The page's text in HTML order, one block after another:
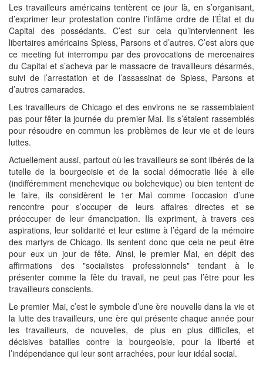
Les travailleurs américains tentèrent ce jour là, en s’organisant,
d’exprimer leur protestation contre l’infâme ordre de l’État et du
Capital des possédants. C’est sur cela qu’interviennent les
libertaires américains Spiess, Parsons et d’autres. C’est alors que
ce meeting fut interrompu par des provocations de mercenaires
du Capital et s’acheva par le massacre de travailleurs désarmés,
suivi de l’arrestation et de l’assassinat de Spiess, Parsons et
d’autres camarades.
Les travailleurs de Chicago et des environs ne se rassemblaient
pas pour fêter la journée du premier Mai. Ils s’étaient rassemblés
pour résoudre en commun les problèmes de leur vie et de leurs
luttes.
Actuellement aussi, partout où les travailleurs se sont libérés de la
tutelle de la bourgeoisie et de la social démocratie liée à elle
(indifféremment menchevique ou bolchevique) ou bien tentent de
le faire, ils considèrent le 1er Mai comme l’occasion d’une
rencontre pour s’occuper de leurs affaires directes et se
préoccuper de leur émancipation. Ils expriment, à travers ces
aspirations, leur solidarité et leur estime à l’égard de la mémoire
des martyrs de Chicago. Ils sentent donc que cela ne peut être
pour eux un jour de fête. Ainsi, le premier Mai, en dépit des
affirmations des "socialistes professionnels" tendant à le
présenter comme la fête du travail, ne peut pas l’être pour les
travailleurs conscients.
Le premier Mai, c’est le symbole d’une ère nouvelle dans la vie et
la lutte des travailleurs, une ère qui présente chaque année pour
les travailleurs, de nouvelles, de plus en plus difficiles, et
décisives batailles contre la bourgeoisie, pour la liberté et
l’indépendance qui leur sont arrachées, pour leur idéal social.